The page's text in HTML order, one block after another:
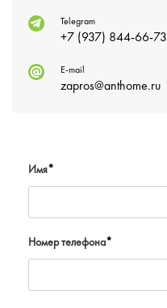
Telegram
+7 (937) 844-66-73
E-mail
zapros@anthome.ru
Имя*
Номер телефона*